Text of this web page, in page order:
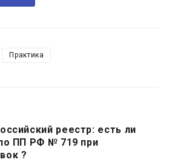
Практика
реестр: есть ли
ПП РФ № 719 при
?